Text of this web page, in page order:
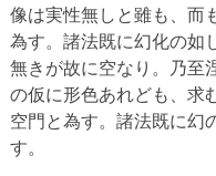
像は実性無しと雖も、而
為す。諸法既に幻化の如
無きが故に空なり。乃至
の仮に形色あれども、求
空門と為す。諸法既に幻
す。